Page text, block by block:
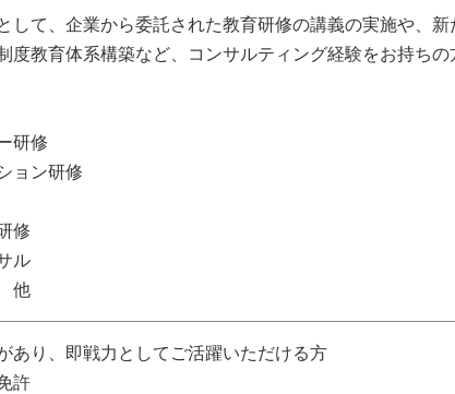
して、企業から委託された教育研修の講義の実施や、
度教育体系構築など、コンサルティング経験をお持ちの
研修
ョン研修
修
ル
他
あり、即戦力としてご活躍いただける方
許